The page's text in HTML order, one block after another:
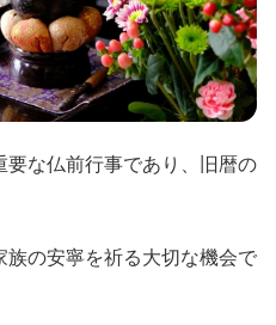
な仏前行事であり、旧暦の
族の安寧を祈る大切な機会で